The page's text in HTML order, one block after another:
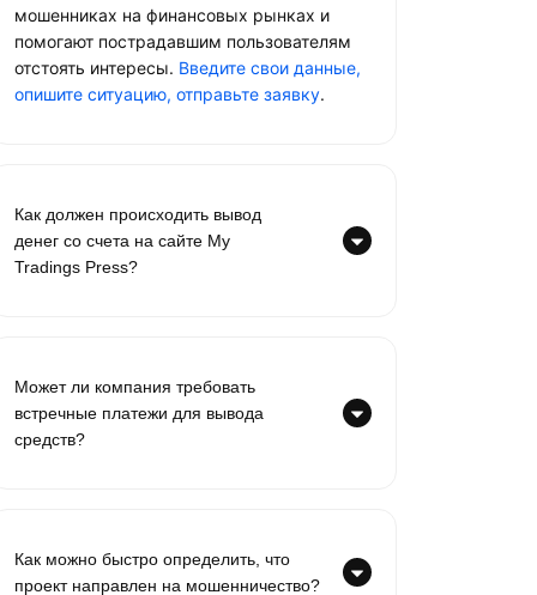
мошенниках на финансовых рынках и
помогают пострадавшим пользователям
отстоять интересы. Введите свои данные,
опишите ситуацию, отправьте заявку.
Как должен происходить вывод
денег со счета на сайте My
Tradings Press?
Может ли компания требовать
встречные платежи для вывода
средств?
Как можно быстро определить, что
проект направлен на мошенничество?